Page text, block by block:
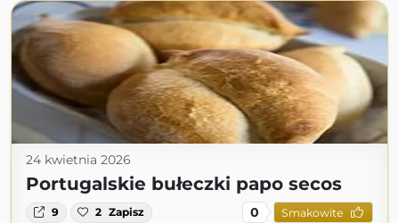
24 kwietnia 2026
Portugalskie bułeczki papo secos
9 2 Zapisz 0 Smakowite